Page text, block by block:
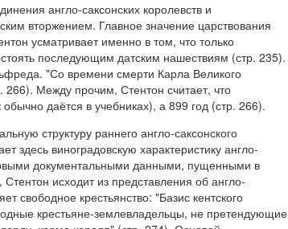
англо-саксонских королевств и
вторжением. Главное значение царствования
усматривает именно в том, что только
последующим датским нашествиям (стр. 235).
"Со времени смерти Карла Великого
266). Между прочим, Стентон считает, что
даётся в учебниках), а 899 год (стр. 266).
структуру раннего англо-саксонского
здесь виноградовскую характеристику англо-
документальными данными, пущенными в
исходит из представления об англо-
свободное крестьянство: "Базис кентского
крестьяне-землевладельцы, не претендующие